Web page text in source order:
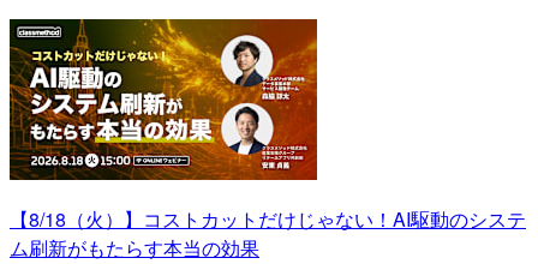
【8/18（火）】コストカットだけじゃない！AI駆動のシステ
ム刷新がもたらす本当の効果